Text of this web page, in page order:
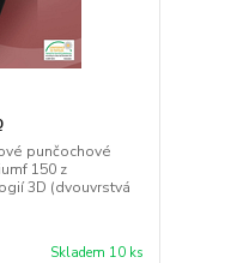
punčochové
150 z
3D (dvouvrstvá
Skladem 10 ks